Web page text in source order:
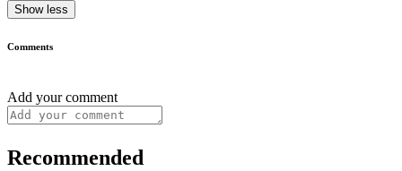
Show less
Comments
Add your comment
Recommended